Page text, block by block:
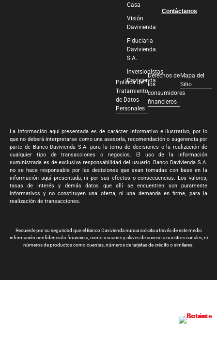
Casa
Visión
Davivienda
Fiduciaria
Davivienda
S.A.
Inversionistas
Davivienda
Contáctanos
Política de
Tratamiento
de Datos
Personales
Derechos de
los
consumidores
financieros
Mapa del
Sitio
La información aquí presentada es de carácter informativo e ilustrativo, por lo
que no deberá interpretarse como una asesoría, recomendación o sugerencia por
parte de Banco Davivienda S.A. para la toma de decisiones o la realización de
cualquier tipo de transacciones o negocios. El uso de la información
suministrada es de exclusiva responsabilidad del usuario. Banco Davivienda S.A.
no se hace responsable por las decisiones que sean tomadas con base en la
información aquí presentada, ni por sus efectos o consecuencias. Los valores,
tasas de interés y demás datos que allí se encuentren son puramente
informativos y no constituyen una oferta, ni una demanda en firme, para la
realización de transacciones.
Recuerde por su seguridad que el Banco Davivienda nunca solicita a través de este medio
información confidencial o financiera, como usuarios y claves de acceso a nuestros canales, ni
números de productos como cuentas, números de tarjetas de crédito o similares.